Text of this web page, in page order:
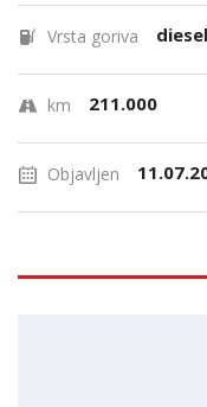
Vrsta goriva diesel
km 211.000
Objavljen